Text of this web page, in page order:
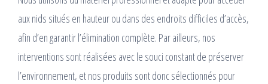
aux nids situés en hauteur ou dans des endroits difficiles d’accès,
afin d’en garantir l’élimination complète. Par ailleurs, nos
interventions sont réalisées avec le souci constant de préserver
l’environnement, et nos produits sont donc sélectionnés pour